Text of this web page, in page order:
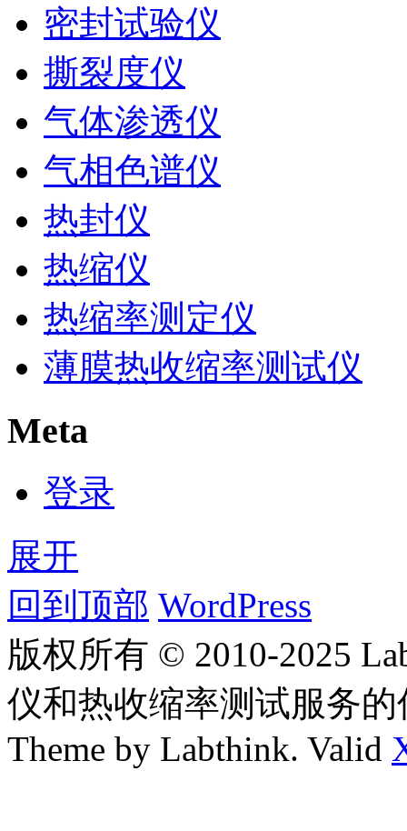
密封试验仪
撕裂度仪
气体渗透仪
气相色谱仪
热封仪
热缩仪
热缩率测定仪
薄膜热收缩率测试仪
Meta
登录
展开
回到顶部 WordPress
版权所有 © 2010-2025
仪和热收缩率测试服务
Theme by Labthink. Valid